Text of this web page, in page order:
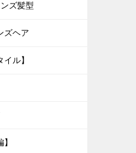
ズ髪型
ズヘア
ル】